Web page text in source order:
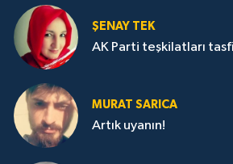
ŞENAY TEK
AK Parti teşkilatları
MURAT SARICA
Artık uyanın!